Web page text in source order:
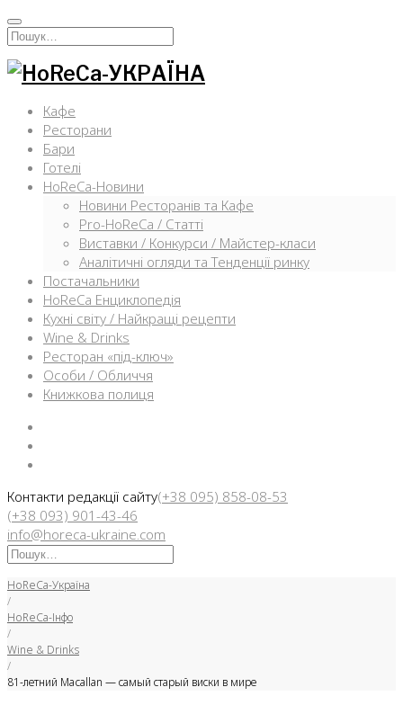
Перейти
кИскать:
Кафе
Ресторани
Бари
Готелі
HoReCa-Новини
Новини Ресторанів та Кафе
Pro-HoReCa / Статті
Виставки / Конкурси / Майстер-класи
Аналітичні огляди та Тенденції ринку
Постачальники
HoReCa Енциклопедія
Кухні світу / Найкращі рецепти
Wine & Drinks
Ресторан «під-ключ»
Особи / Обличчя
Книжкова полиця
Контакти редакції сайту(+38 095) 858-08-53
(+38 093) 901-43-46
info@horeca-ukraine.com
Искать:
HoReCa-Україна
/
HoReCa-Інфо
/
Wine & Drinks
/
81-летний Macallan — самый старый виски в мире